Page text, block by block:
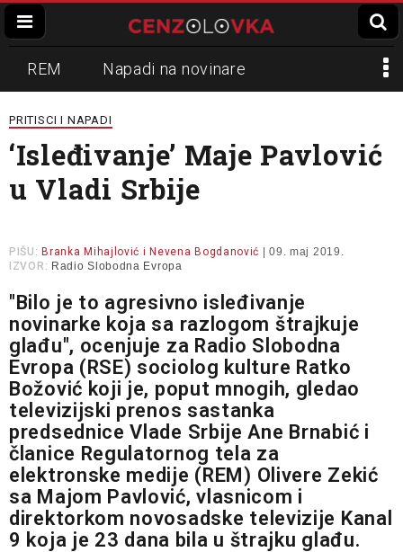
REM Napadi na novinare
Zvučni top
Propaganda Lokalni mediji
Informer Slavko Ćuruvija
PRITISCI I NAPADI
‘Isleđivanje’ Maje Pavlović
u Vladi Srbije
PIŠU: Branka Mihajlović i Nevena Bogdanović | 09. maj 2019.
IZVOR: Radio Slobodna Evropa
"Bilo je to agresivno isleđivanje
novinarke koja sa razlogom štrajkuje
glađu", ocenjuje za Radio Slobodna
Evropa (RSE) sociolog kulture Ratko
Božović koji je, poput mnogih, gledao
televizijski prenos sastanka
predsednice Vlade Srbije Ane Brnabić i
članice Regulatornog tela za
elektronske medije (REM) Olivere Zekić
sa Majom Pavlović, vlasnicom i
direktorkom novosadske televizije Kanal
9 koja je 23 dana bila u štrajku glađu.